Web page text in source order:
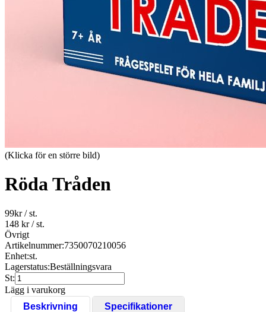
(Klicka för en större bild)
Röda Tråden
99kr/ st.
148 kr/ st.
Övrigt
Artikelnummer:7350070210056
Enhet:st.
Lagerstatus:Beställningsvara
St:
Lägg i varukorg
Beskrivning
Specifikationer